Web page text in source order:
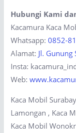
Hubungi Kami
Kacamura Kaca
Whatsapp:0852-
Alamat: Jl. Gunung
Insta:
Web:
Kaca Mobil
Lamongan , Kaca
Kaca Mobil